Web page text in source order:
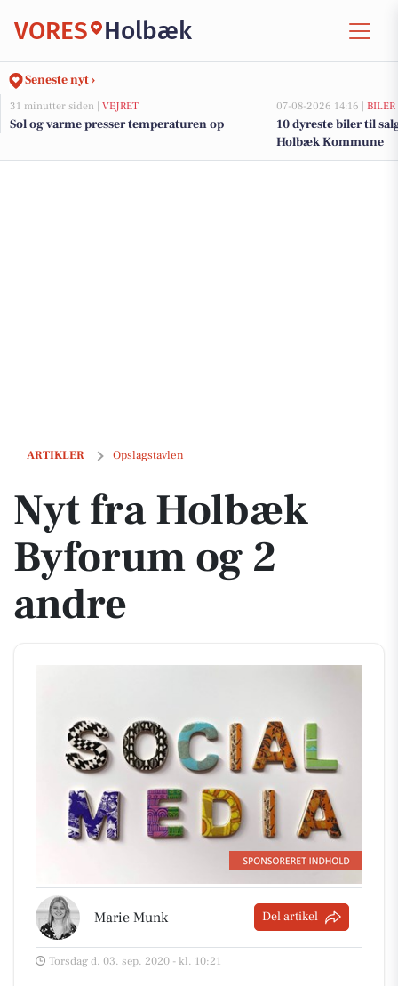
VORES Holbæk
Seneste nyt ›
31 minutter siden | VEJRET
Sol og varme presser temperaturen op
07-08-2026 14:16 | BILER
10 dyreste biler til
Holbæk Kommune
ARTIKLER Opslagstavlen
Nyt fra Holbæk Byforum og 2 andre
Nyt fra Holbæk
Byforum og 2
andre
Marie Munk Del artikel
Torsdag d. 03. sep. 2020 - kl. 10:21